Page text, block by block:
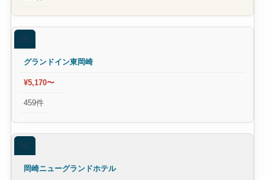
2位
グランドイン東岡崎
¥5,170〜
459件
3位
岡崎ニューグランドホテル